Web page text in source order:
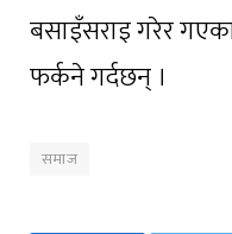
बसाइँसराइ गरेर
फर्कने गर्दछन् ।
समाज